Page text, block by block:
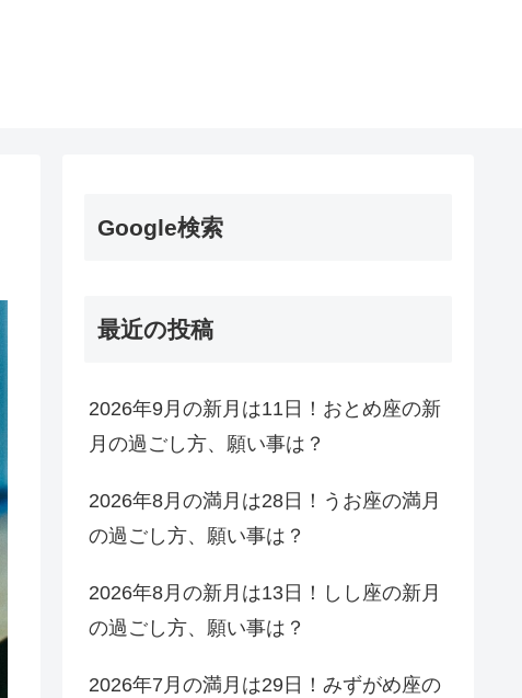
Google検索
最近の投稿
2026年9月の新月は11日！おとめ座の新
月の過ごし方、願い事は？
2026年8月の満月は28日！うお座の満月
の過ごし方、願い事は？
2026年8月の新月は13日！しし座の新月
の過ごし方、願い事は？
2026年7月の満月は29日！みずがめ座の